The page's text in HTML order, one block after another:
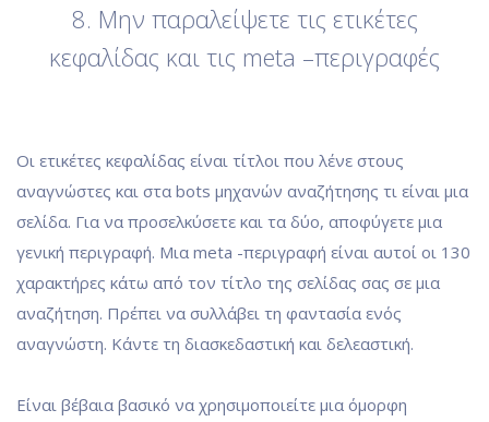
8. Μην παραλείψετε τις ετικέτες
κεφαλίδας και τις meta –περιγραφές
Οι ετικέτες κεφαλίδας είναι τίτλοι που λένε στους
αναγνώστες και στα bots μηχανών αναζήτησης τι είναι μια
σελίδα. Για να προσελκύσετε και τα δύο, αποφύγετε μια
γενική περιγραφή. Μια meta -περιγραφή είναι αυτοί οι 130
χαρακτήρες κάτω από τον τίτλο της σελίδας σας σε μια
αναζήτηση. Πρέπει να συλλάβει τη φαντασία ενός
αναγνώστη. Κάντε τη διασκεδαστική και δελεαστική.
Είναι βέβαια βασικό να χρησιμοποιείτε μια όμορφη